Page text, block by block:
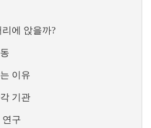
에 앉을까?
이유
기관
연구